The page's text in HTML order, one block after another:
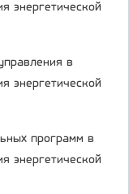
энергетической
в
энергетической
программ в
энергетической